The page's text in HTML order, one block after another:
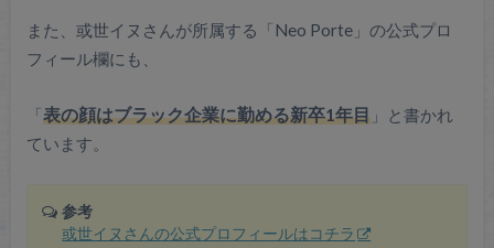
また、或世イヌさんが所属する「Neo Porte」の公式プロ
フィール欄にも、
「表の顔はブラック企業に勤める新卒1年目」と書かれ
ています。
参考
或世イヌさんの公式プロフィールはコチラ